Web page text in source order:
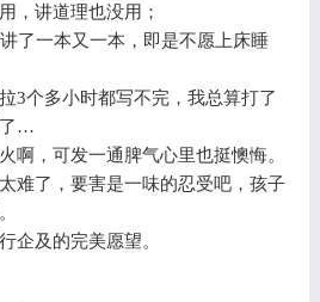
，讲道理也没用；
了一本又一本，即是不愿上床睡
3个多小时都写不完，我总算打了
了…
啊，可发一通脾气心里也挺懊悔。
难了，要害是一味的忍受吧，孩子
企及的完美愿望。